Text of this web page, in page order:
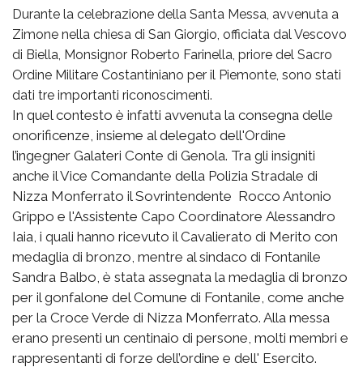
Durante la celebrazione della Santa Messa, avvenuta a
Zimone nella chiesa di San Giorgio, officiata dal Vescovo
di Biella, Monsignor Roberto Farinella, priore del Sacro
Ordine Militare Costantiniano per il Piemonte, sono stati
dati tre importanti riconoscimenti.
In quel contesto è infatti avvenuta la consegna delle
onorificenze, insieme al delegato dell'Ordine
l’ingegner Galateri Conte di Genola. Tra gli insigniti
anche il Vice Comandante della Polizia Stradale di
Nizza Monferrato il Sovrintendente Rocco Antonio
Grippo e l'Assistente Capo Coordinatore Alessandro
Iaia, i quali hanno ricevuto il Cavalierato di Merito con
medaglia di bronzo, mentre al sindaco di Fontanile
Sandra Balbo, è stata assegnata la medaglia di bronzo
per il gonfalone del Comune di Fontanile, come anche
per la Croce Verde di Nizza Monferrato. Alla messa
erano presenti un centinaio di persone, molti membri e
rappresentanti di forze dell’ordine e dell' Esercito.